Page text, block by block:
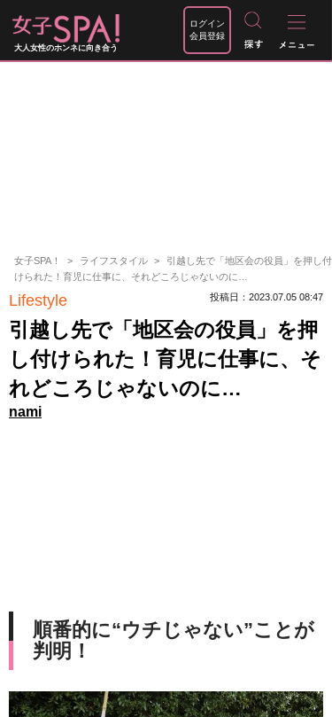
大人女性のホンネに向き合う
ログイン
会員登録
女子SPA！ ライフスタイル
引越し先で「地区会の役員」を押し付
けられた！育児に仕事に、それどころじゃないのに…
Lifestyle 投稿日：2023.07.05 08:47
引越し先で「地区会の役員」を押
し付けられた！育児に仕事に、そ
れどころじゃないのに…
nami
順番的に“ウチじゃない”ことが
判明！